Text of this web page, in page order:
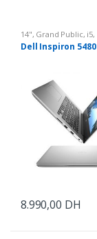
14", Grand Public, i5,
Dell Inspiron 5480
8.990,00 DH